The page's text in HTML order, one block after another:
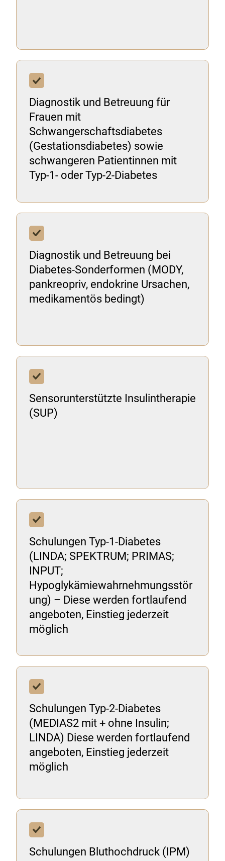
Diagnostik und Betreuung für
Frauen mit
Schwangerschaftsdiabetes
(Gestationsdiabetes) sowie
schwangeren Patientinnen mit
Typ-1- oder Typ-2-Diabetes
Diagnostik und Betreuung bei
Diabetes-Sonderformen (MODY,
pankreopriv, endokrine Ursachen,
medikamentös bedingt)
Sensorunterstützte Insulintherapie
(SUP)
Schulungen Typ-1-Diabetes
(LINDA; SPEKTRUM; PRIMAS;
INPUT;
Hypoglykämiewahrnehmungsstör
ung) – Diese werden fortlaufend
angeboten, Einstieg jederzeit
möglich
Schulungen Typ-2-Diabetes
(MEDIAS2 mit + ohne Insulin;
LINDA) Diese werden fortlaufend
angeboten, Einstieg jederzeit
möglich
Schulungen Bluthochdruck (IPM)